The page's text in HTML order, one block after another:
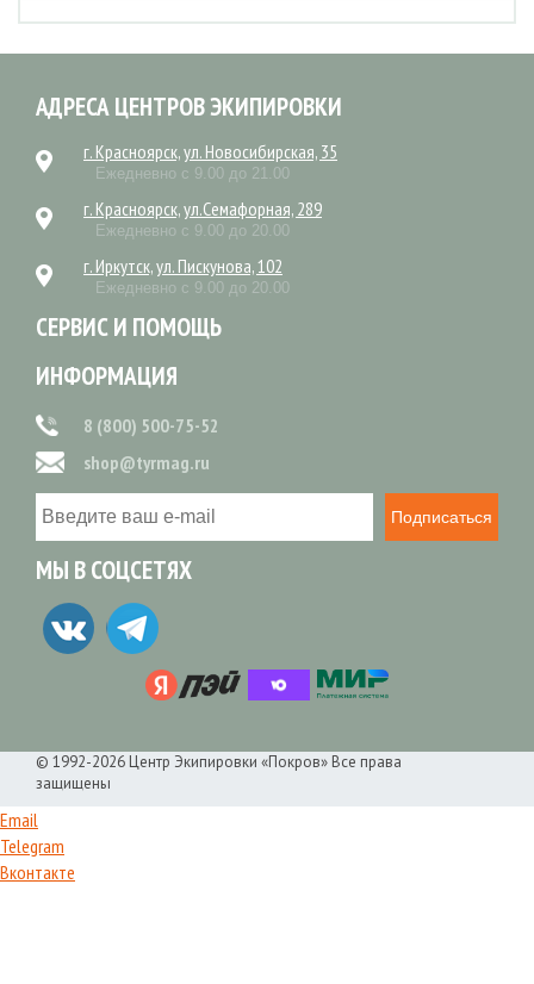
АДРЕСА ЦЕНТРОВ ЭКИПИРОВКИ
г. Красноярск, ул. Новосибирская, 35
Ежедневно с 9.00 до 21.00
г. Красноярск, ул.Семафорная, 289
Ежедневно с 9.00 до 20.00
г. Иркутск, ул. Пискунова, 102
Ежедневно с 9.00 до 20.00
СЕРВИС И ПОМОЩЬ
ИНФОРМАЦИЯ
8 (800) 500-75-52
shop@tyrmag.ru
Подписаться
МЫ В СОЦСЕТЯХ
© 1992-2026 Центр Экипировки «Покров» Все права
защищены
Email
Telegram
Вконтакте